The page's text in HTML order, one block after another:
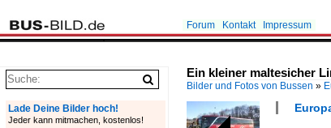
Forum Kontakt Impressum
Ein kleiner maltesicher
Bilder und Fotos von Bussen »
Lade Deine Bilder hoch!
Jeder kann mitmachen, kostenlos!